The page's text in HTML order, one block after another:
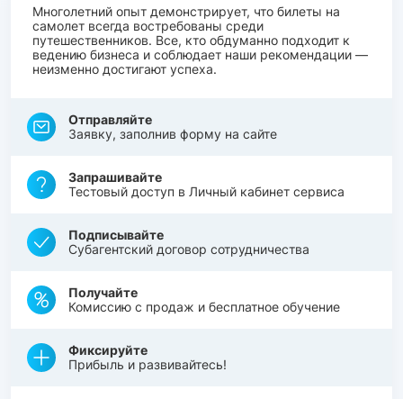
Многолетний опыт демонстрирует, что билеты на
самолет всегда востребованы среди
путешественников. Все, кто обдуманно подходит к
ведению бизнеса и соблюдает наши рекомендации —
неизменно достигают успеха.
Отправляйте
Заявку, заполнив форму на сайте
Запрашивайте
Тестовый доступ в Личный кабинет сервиса
Подписывайте
Субагентский договор сотрудничества
Получайте
Комиссию с продаж и бесплатное обучение
Фиксируйте
Прибыль и развивайтесь!